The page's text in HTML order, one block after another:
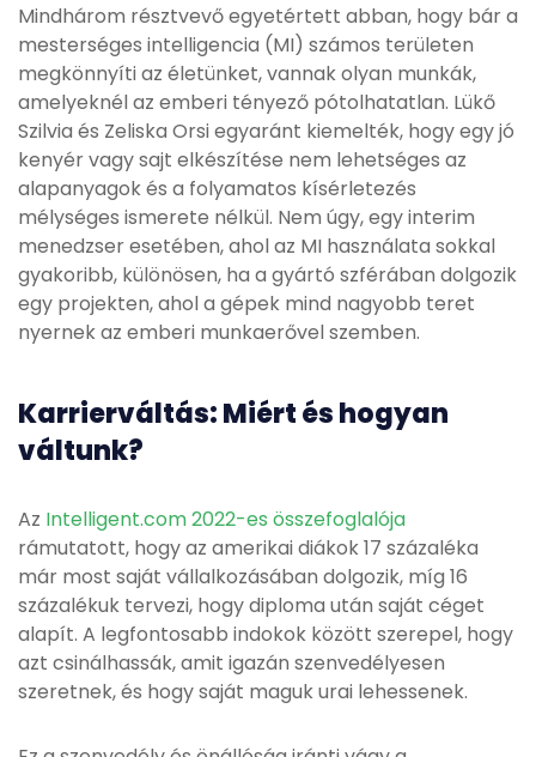
Mindhárom résztvevő egyetértett abban, hogy bár a
mesterséges intelligencia (MI) számos területen
megkönnyíti az életünket, vannak olyan munkák,
amelyeknél az emberi tényező pótolhatatlan. Lükő
Szilvia és Zeliska Orsi egyaránt kiemelték, hogy egy jó
kenyér vagy sajt elkészítése nem lehetséges az
alapanyagok és a folyamatos kísérletezés
mélységes ismerete nélkül. Nem úgy, egy interim
menedzser esetében, ahol az MI használata sokkal
gyakoribb, különösen, ha a gyártó szférában dolgozik
egy projekten, ahol a gépek mind nagyobb teret
nyernek az emberi munkaerővel szemben.
Karrierváltás: Miért és hogyan
váltunk?
Az Intelligent.com 2022-es összefoglalója
rámutatott, hogy az amerikai diákok 17 százaléka
már most saját vállalkozásában dolgozik, míg 16
százalékuk tervezi, hogy diploma után saját céget
alapít. A legfontosabb indokok között szerepel, hogy
azt csinálhassák, amit igazán szenvedélyesen
szeretnek, és hogy saját maguk urai lehessenek.